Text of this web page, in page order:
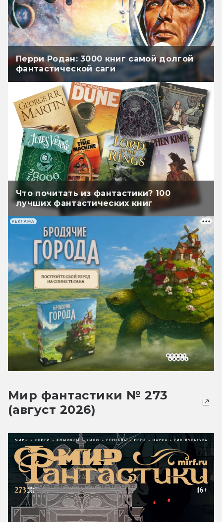
Перри Родан: 3000 книг самой долгой
фантастической саги
Что почитать из фантастики? 100
лучших фантастических книг
РЕКЛАМА
Мир фантастики № 273
(август 2026)